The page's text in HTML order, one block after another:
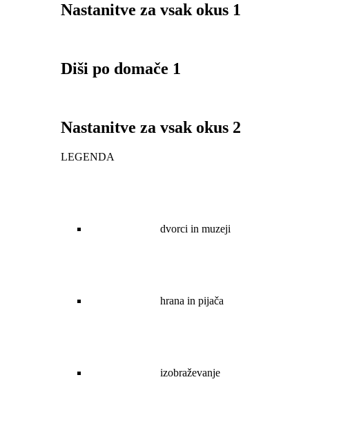
Nastanitve za vsak okus 1
Diši po domače 1
Nastanitve za vsak okus 2
LEGENDA
dvorci in muzeji
hrana in pijača
izobraževanje